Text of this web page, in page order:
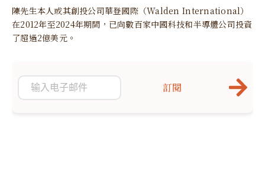
陳先生本人或其創投公司華登國際（Walden International）
在2012年至2024年期間，已向數百家中國科技和半導體公司投資
了超過2億美元。
訂閱